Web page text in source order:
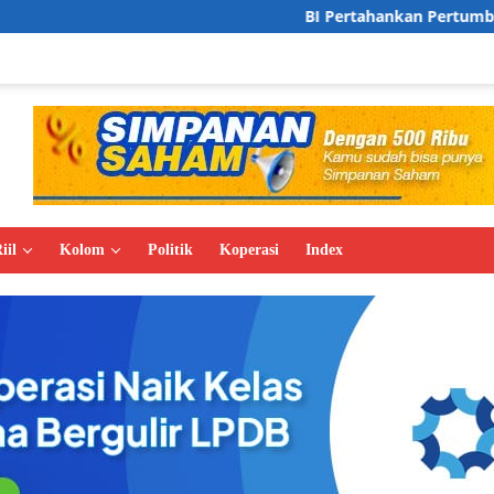
BI Pertahankan Pertumbuhan Ekonomi di
Kolom Politik Koperasi Index